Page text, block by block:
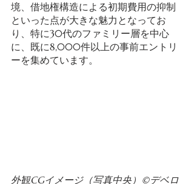
境、借地権構造による初期費用の抑制
といった点が大きな魅力となってお
り、特に30代のファミリー層を中心
に、既に8,000件以上の事前エントリ
ーを集めています。
外観CGイメージ（写真中央）©️デベロ